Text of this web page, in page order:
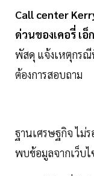
Call center
ด่วนของเคอรี่ เอ็
พัสดุ แจ้งเหตุกร
ต้องการสอบถาม
ฐานเศรษฐกิจ ไม่
พบข้อมูลจากเว็บไ